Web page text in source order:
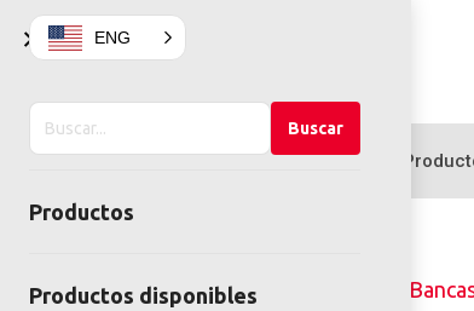
Productos
Home Mobiliario Urbano
×
Buscar
en
Buscar
Productos
Productos disponibles
ENG